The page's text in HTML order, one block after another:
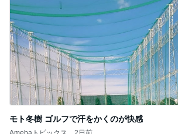
モト冬樹 ゴルフで汗をかくのが快感